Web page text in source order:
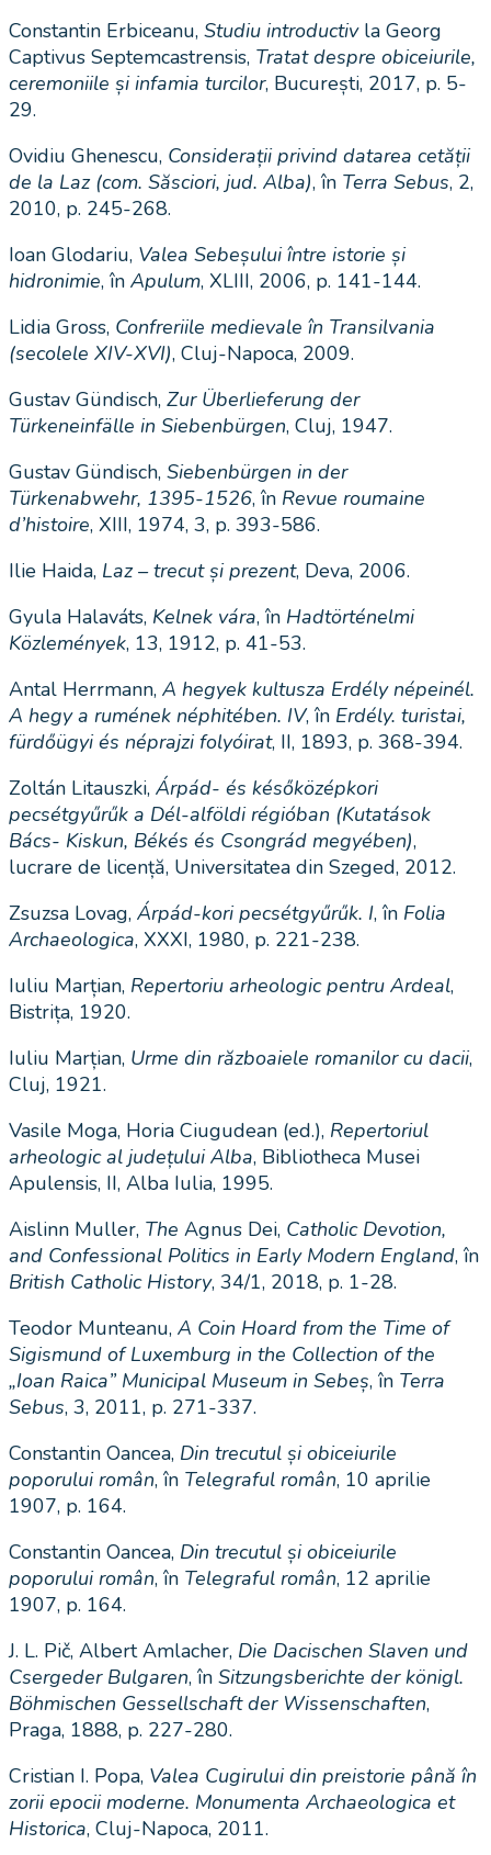
Constantin Erbiceanu, Studiu introductivla Georg
Captivus Septemcastrensis, Tratat despre obiceiurile,
ceremoniile și infamia turcilor, București, 2017, p. 5-
29.
Ovidiu Ghenescu, Considerații privind datarea cetății
de la Laz (com. Săsciori, jud. Alba), în Terra Sebus, 2,
2010, p. 245-268.
Ioan Glodariu, Valea Sebeșului între istorie și
hidronimie, în Apulum, XLIII, 2006, p. 141-144.
Lidia Gross, Confreriile medievale în Transilvania
(secolele XIV-XVI), Cluj-Napoca, 2009.
Gustav Gündisch, Zur Überlieferung der
Türkeneinfälle in Siebenbürgen, Cluj, 1947.
Gustav Gündisch, Siebenbürgen in der
Türkenabwehr, 1395-1526, în Revue roumaine
d’histoire, XIII, 1974, 3, p. 393-586.
Ilie Haida, Laz – trecut și prezent, Deva, 2006.
Gyula Halaváts, Kelnek vára, în Hadtörténelmi
Közlemények, 13, 1912, p. 41-53.
Antal Herrmann, A hegyek kultusza Erdély népeinél.
A hegy a rumének néphitében. IV, în Erdély. turistai,
fürdőügyi és néprajzi folyóirat, II, 1893, p. 368-394.
Zoltán Litauszki, Árpád- és későközépkori
pecsétgyűrűk a Dél-alföldi régióban (Kutatások
Bács- Kiskun, Békés és Csongrád megyében),
lucrare de licență, Universitatea din Szeged, 2012.
Zsuzsa Lovag, Árpád-kori pecsétgyűrűk. I, în Folia
Archaeologica, XXXI, 1980, p. 221-238.
Iuliu Marțian, Repertoriu arheologic pentru Ardeal,
Bistrița, 1920.
Iuliu Marțian, Urme din războaiele romanilor cu dacii,
Cluj, 1921.
Vasile Moga, Horia Ciugudean (ed.), Repertoriul
arheologic al județului Alba, Bibliotheca Musei
Apulensis, II, Alba Iulia, 1995.
Aislinn Muller, The Agnus Dei, Catholic Devotion,
and Confessional Politics in Early Modern England, în
British Catholic History, 34/1, 2018, p. 1-28.
Teodor Munteanu, A Coin Hoard from the Time of
Sigismund of Luxemburg in the Collection of the
„Ioan Raica” Municipal Museum in Sebeș, în Terra
Sebus, 3, 2011, p. 271-337.
Constantin Oancea, Din trecutul și obiceiurile
poporului român, în Telegraful român, 10 aprilie
1907, p. 164.
Constantin Oancea, Din trecutul și obiceiurile
poporului român, în Telegraful român, 12 aprilie
1907, p. 164.
J. L. Pič, Albert Amlacher, Die Dacischen Slaven und
Csergeder Bulgaren, în Sitzungsberichte der königl.
Böhmischen Gessellschaft der Wissenschaften,
Praga, 1888, p. 227-280.
Cristian I. Popa, Valea Cugirului din preistorie până în
zorii epocii moderne. Monumenta Archaeologica et
Historica, Cluj-Napoca, 2011.